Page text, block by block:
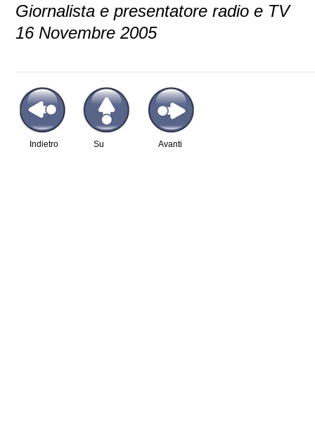
Giornalista e presentatore radio e TV
16 Novembre 2005
Su
Indietro Avanti